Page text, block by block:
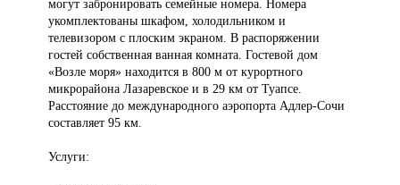
могут забронировать семейные номера. Номера
укомплектованы шкафом, холодильником и
телевизором с плоским экраном. В распоряжении
гостей собственная ванная комната. Гостевой дом
«Возле моря» находится в 800 м от курортного
микрорайона Лазаревское и в 29 км от Туапсе.
Расстояние до международного аэропорта Адлер-Сочи
составляет 95 км.
Услуги: